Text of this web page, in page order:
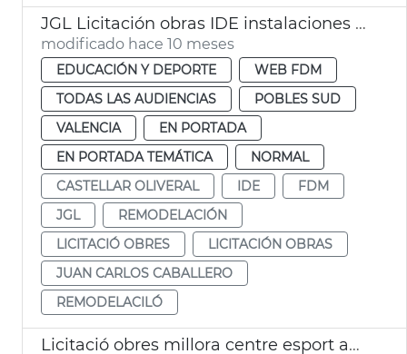
JGL Licitación obras IDE instalaciones deportivas Castellar-l'Oliveral
modificado hace 10 meses
EDUCACIÓN Y DEPORTE
WEB FDM
TODAS LAS AUDIENCIAS
POBLES SUD
VALENCIA
EN PORTADA
EN PORTADA TEMÁTICA
NORMAL
CASTELLAR OLIVERAL
IDE
FDM
JGL
REMODELACIÓN
LICITACIÓ OBRES
LICITACIÓN OBRAS
JUAN CARLOS CABALLERO
REMODELACILÓ
Licitació obres millora centre esport adaptat i natació La Petxina València